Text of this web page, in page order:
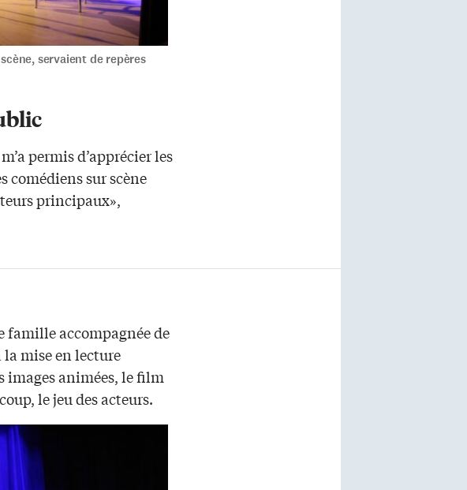
servaient de repères
permis d’apprécier les
comédiens sur scène
principaux»,
famille accompagnée de
la mise en lecture
images animées, le film
le jeu des acteurs.